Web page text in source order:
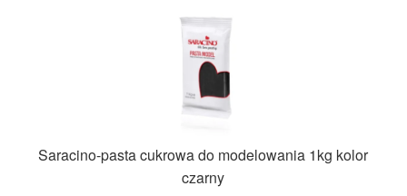
Saracino-pasta cukrowa do modelowania 1kg kolor
czarny